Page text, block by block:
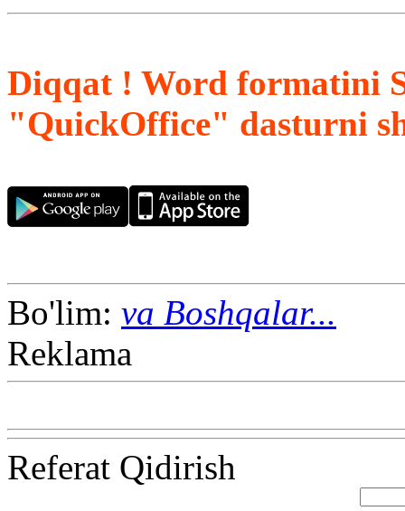
Diqqat ! Word formatini
"QuickOffice" dasturni
Bo'lim: va Boshqalar...
Reklama
Referat Qidirish